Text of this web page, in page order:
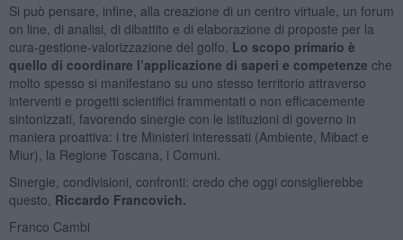
Si può pensare, infine, alla creazione di un centro virtuale, un forum
on line, di analisi, di dibattito e di elaborazione di proposte per la
cura-gestione-valorizzazione del golfo. Lo scopo primario è
quello di coordinare l’applicazione di saperi e competenze che
molto spesso si manifestano su uno stesso territorio attraverso
interventi e progetti scientifici frammentati o non efficacemente
sintonizzati, favorendo sinergie con le istituzioni di governo in
maniera proattiva: i tre Ministeri interessati (Ambiente, Mibact e
Miur), la Regione Toscana, i Comuni.
Sinergie, condivisioni, confronti: credo che oggi consiglierebbe
questo, Riccardo Francovich.
Franco Cambi